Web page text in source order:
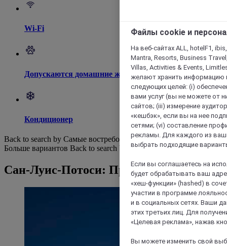
Wi-Fi
Допускаются домашние животные
Кондиционер
Back to search by Самые востребованные
Больше вариантов Back to search by categories
Сан-Луис-Потоси: Просмотр отелей
Файлы cookie и
На веб-сайтах ALL, hotelF1,
Mantra, Resorts, Business
Villas, Activities & Events,
желают хранить информацию
следующих целей: (i)
вами услуг (вы не можете от
сайтов; (iii) измерение
«кешбэк», если вы на нее
сетями; (vi) составление
рекламы. Для каждого из
выбрать подходящие
Если вы соглашаетесь на
будет обрабатывать ваш
«хеш-функции» (hashed) в
участии в программе
и в социальных сетях. Ваши
этих третьих лиц. Для
«Целевая реклама», нажав
Вы можете изменить свой